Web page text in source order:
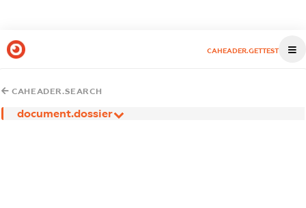
CAHEADER.GETTEST
CAHEADER.SEARCH
document.dossier